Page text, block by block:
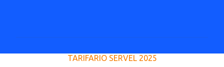
TARIFARIO SERVEL 2025